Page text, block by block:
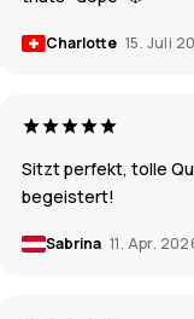
Charlotte 15. Juli
Sitzt perfekt, tolle
begeistert!
Sabrina 11. Apr.